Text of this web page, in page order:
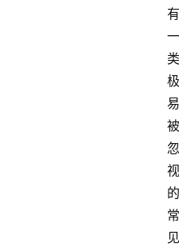
有
一
类
极
易
被
忽
视
的
常
见